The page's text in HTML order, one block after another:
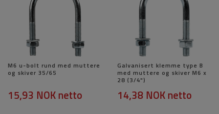
M6 u-bolt rund med muttere
og skiver 35/65
15,93 NOKnetto
Galvanisert klemme type B
med muttere og skiver M6 x
28 (3/4")
14,38 NOKnetto